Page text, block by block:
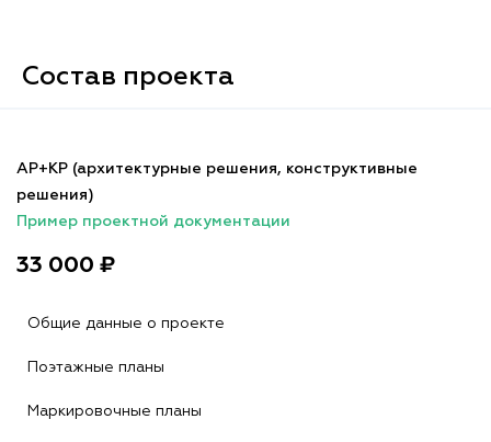
Состав проекта
АР+КР (архитектурные решения, конструктивные
решения)
Пример проектной документации
33 000 ₽
Общие данные о проекте
Поэтажные планы
Маркировочные планы